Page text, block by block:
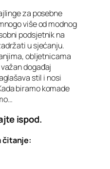
za posebne
više od modnog
podsjetnik na
u sjećanju.
obljetnicama
događaj
stil i nosi
biramo komade
ispod.
čitanje: